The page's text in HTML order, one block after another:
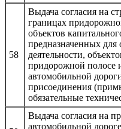
58
Выдача согласия на
границах
объектов
предназначенных
деятельности,
придорожной полосе
автомобильной
присоединения
обязательные
Выдача согласия на
автомобильной